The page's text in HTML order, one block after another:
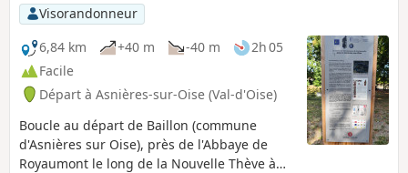
Visorandonneur
6,84 km
+40 m -40 m
2h 05
Facile
Départ à Asnières-sur-Oise (Val-d'Oise)
Boucle au départ de Baillon (commune
d'Asnières sur Oise), près de l'Abbaye de
Royaumont le long de la Nouvelle Thève à